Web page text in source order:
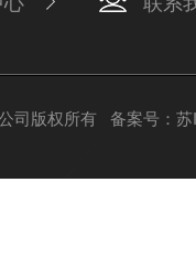
司版权所有 备案号：